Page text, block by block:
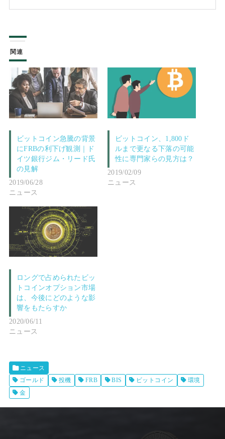
関連
ビットコイン急騰の背景
にFRBの利下げ観測｜ド
イツ銀行ジム・リード氏
の見解
2019/06/28
ニュース
ビットコイン、1,800ド
ルまで更なる下落の可能
性に専門家らの見方は？
2019/02/09
ニュース
ロングで占められたビッ
トコインオプション市場
は、今後にどのような影
響をもたらすか
2020/06/11
ニュース
ニュース
ゴールド
投機 FRB BIS ビットコイン
環境
金